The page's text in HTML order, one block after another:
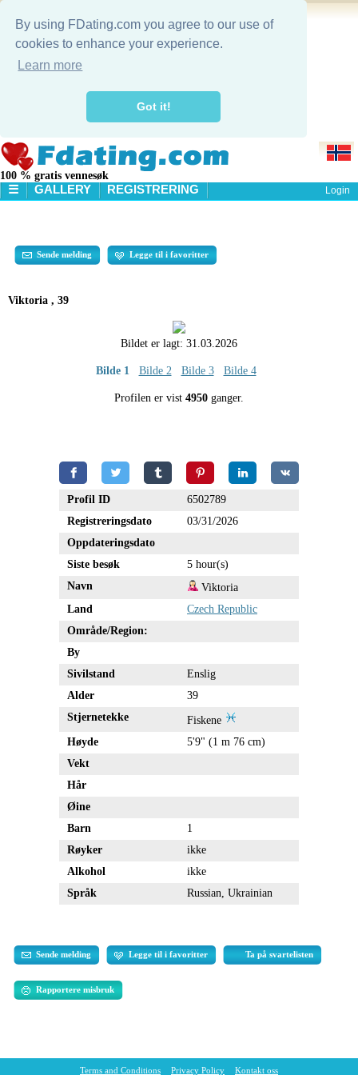
By using FDating.com you agree to our use of
cookies to enhance your experience.
Learn more
Got it!
100 % gratis vennesøk
☰
SØK
GALLERY REGISTRERING Login
Sende melding Legge til i favoritter
Viktoria , 39
Bildet er lagt: 31.03.2026
Bilde 1 Bilde 2 Bilde 3 Bilde 4
Profilen er vist 4950 ganger.
Profil ID
6502789
Registreringsdato
03/31/2026
Oppdateringsdato
Siste besøk
5 hour(s)
Navn
Viktoria
Land
Czech Republic
Område/Region:
By
Sivilstand
Enslig
Alder
39
Stjernetekke
Fiskene
Høyde
5'9" (1 m 76 cm)
Vekt
Hår
Øine
Barn
1
Røyker
ikke
Alkohol
ikke
Språk
Russian, Ukrainian
Sende melding Legge til i favoritter Ta på svartelisten
Rapportere misbruk
Terms and Conditions Privacy Policy Kontakt oss